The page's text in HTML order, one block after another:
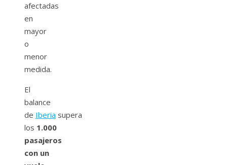
afectadas
en
mayor
o
menor
medida.
El
balance
de Iberia supera
los 1.000
pasajeros
con un